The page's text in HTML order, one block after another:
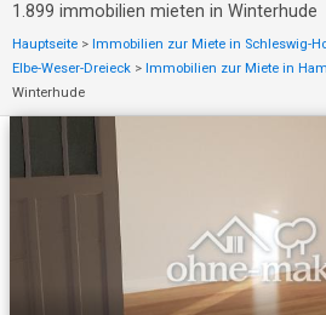
1.899 immobilien mieten in Winterhude
Hauptseite > Immobilien zur Miete in Schleswig-
Elbe-Weser-Dreieck > Immobilien zur Miete in
Winterhude